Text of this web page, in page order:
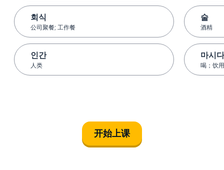
회식
公司聚餐; 工作餐
인간
人类
술
酒精
마시다
喝；饮用
开始上课